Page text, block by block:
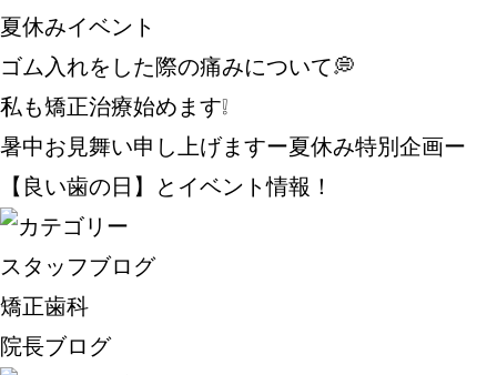
夏休みイベント
ゴム入れをした際の痛みについて💭
私も矯正治療始めます❕
暑中お見舞い申し上げますー夏休み特別企画ー
【良い歯の日】とイベント情報！
スタッフブログ
矯正歯科
院長ブログ